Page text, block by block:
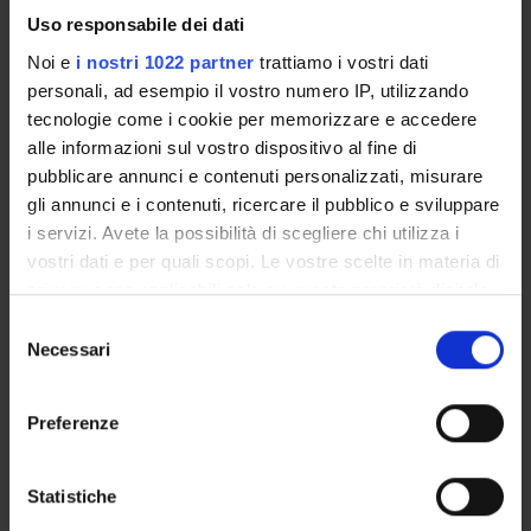
Uso responsabile dei dati
Noi e i nostri 1022 partner trattiamo i vostri dati
personali, ad esempio il vostro numero IP, utilizzando
tecnologie come i cookie per memorizzare e accedere
alle informazioni sul vostro dispositivo al fine di
pubblicare annunci e contenuti personalizzati, misurare
gli annunci e i contenuti, ricercare il pubblico e sviluppare
i servizi. Avete la possibilità di scegliere chi utilizza i
vostri dati e per quali scopi. Le vostre scelte in materia di
privacy sono applicabili solo su questa proprietà digitale
modificare o revocare il proprio consenso in qualsiasi
momento dalla Dichiarazione sui cookie o facendo clic
raccogliere informazioni sulla tua posizione
geografica, con un'approssimazione di qualche
delNecessari
Preferenze
Statistiche
Ministero dell'Istruzione dell'Università e della Ricerca
all'ateneo
Programma:FINANZMIUR - Finanziamento MIUR per la
ricerca
PARTECIPANTI AL PROGETTO
Massimiliano Perduca
Professore associato
Proteomica strutturale, funzionale e di espressione
Biochimica e Biologia Molecolare